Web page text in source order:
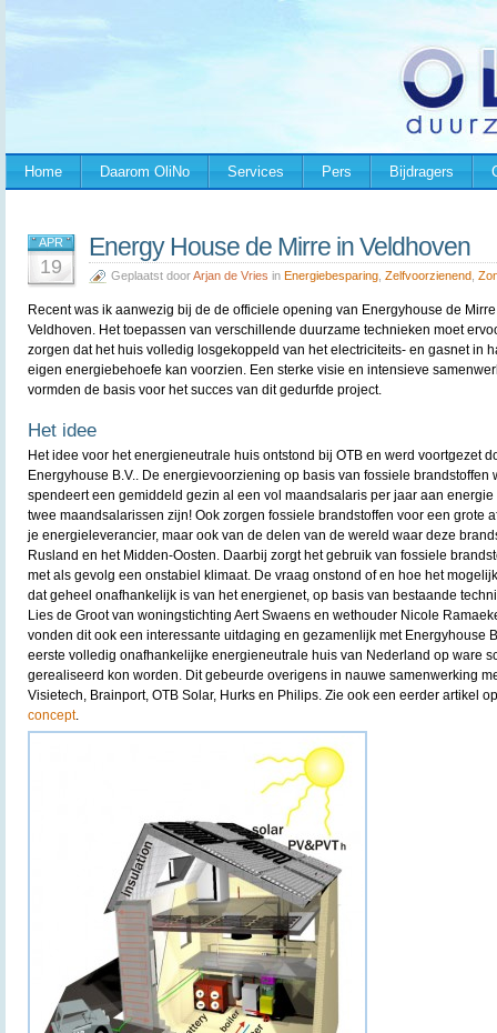
Home Daarom OliNo Services Pers Bijdragers
APR
19
Energy House de Mirre in Veldhoven
Geplaatst doorArjan de Vries in Energiebesparing Zelfvoorzienend
Recent was ik aanwezig bij de de officiele opening van Energyhouse de Mirre
Veldhoven. Het toepassen van verschillende duurzame technieken moet
zorgen dat het huis volledig losgekoppeld van het electriciteits- en gasnet in
eigen energiebehoefe kan voorzien. Een sterke visie en intensieve
vormden de basis voor het succes van dit gedurfde project.
Het idee
Het idee voor het energieneutrale huis ontstond bij OTB en werd voortgezet
Energyhouse B.V.. De energievoorziening op basis van fossiele brandstoffen
spendeert een gemiddeld gezin al een vol maandsalaris per jaar aan
twee maandsalarissen zijn! Ook zorgen fossiele brandstoffen voor een grote
je energieleverancier, maar ook van de delen van de wereld waar deze
Rusland en het Midden-Oosten. Daarbij zorgt het gebruik van fossiele
met als gevolg een onstabiel klimaat. De vraag onstond of en hoe het
dat geheel onafhankelijk is van het energienet, op basis van bestaande
Lies de Groot van woningstichting Aert Swaens en wethouder Nicole
vonden dit ook een interessante uitdaging en gezamenlijk met Energyhouse
eerste volledig onafhankelijke energieneutrale huis van Nederland op ware
gerealiseerd kon worden. Dit gebeurde overigens in nauwe samenwerking
Visietech, Brainport, OTB Solar, Hurks en Philips. Zie ook een eerder artikel
concept.